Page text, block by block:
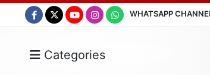
WHATSAPP
Categories